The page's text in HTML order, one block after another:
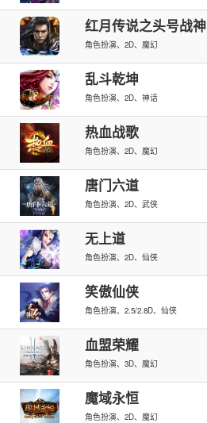
红月传说之头号战神
角色扮演、2D、魔幻
乱斗乾坤
角色扮演、2D、神话
热血战歌
角色扮演、2D、魔幻
唐门六道
角色扮演、2D、武侠
无上道
角色扮演、2D、仙侠
笑傲仙侠
角色扮演、2.5/2.8D、仙侠
血盟荣耀
角色扮演、3D、魔幻
魔域永恒
角色扮演、2D、魔幻